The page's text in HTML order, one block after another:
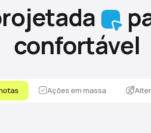
confortável
Ações em massa